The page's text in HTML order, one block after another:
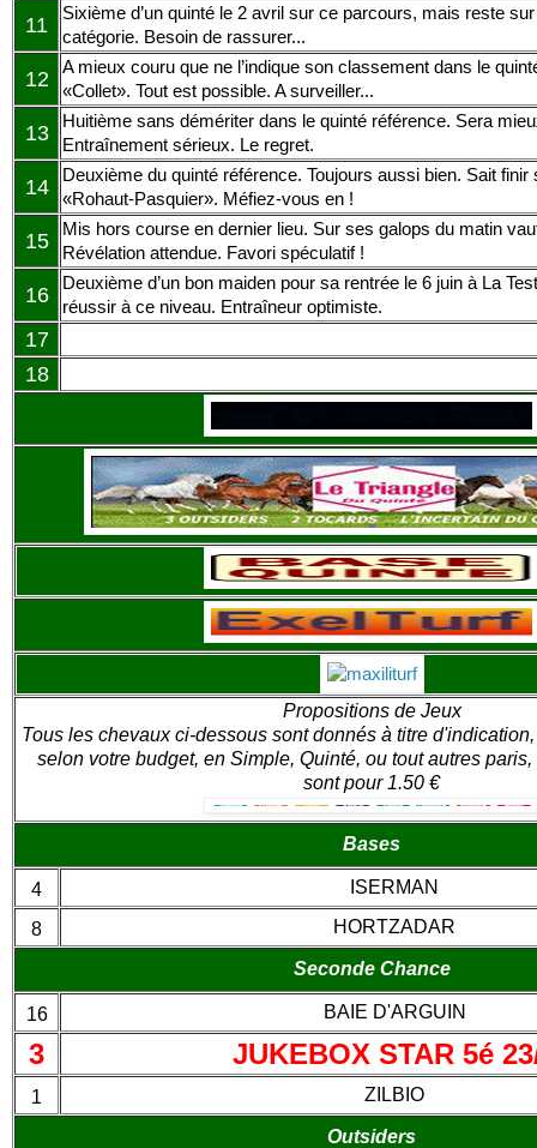
11
Sixième d’un quinté le 2 avril sur ce parcours, mais reste
catégorie. Besoin de rassurer...
12
A mieux couru que ne l’indique son classement dans le
«Collet». Tout est possible. A surveiller...
13
Huitième sans démériter dans le quinté référence. Sera
Entraînement sérieux. Le regret.
14
Deuxième du quinté référence. Toujours aussi bien. Sait
«Rohaut-Pasquier». Méfiez-vous en !
15
Mis hors course en dernier lieu. Sur ses galops du matin
Révélation attendue. Favori spéculatif !
16
Deuxième d’un bon maiden pour sa rentrée le 6 juin à La
réussir à ce niveau. Entraîneur optimiste.
17
18
Propositions de Jeux
Tous les chevaux ci-dessous sont donnés à titre
selon votre budget, en Simple, Quinté, ou tout autres
sont pour 1.50 €
Bases
4 ISERMAN
8 HORTZADAR
Seconde Chance
16 BAIE D'ARGUIN
3 JUKEBOX STAR 5é
1 ZILBIO
Outsiders